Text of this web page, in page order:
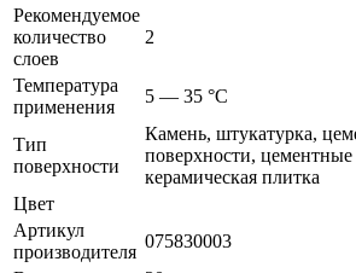
Рекомендуемое
количество
слоев
2
Температура
применения
5 — 35 °C
Тип
поверхности
Камень, штукатурка,
поверхности, цементные
керамическая плитка
Цвет
Артикул
производителя
075830003